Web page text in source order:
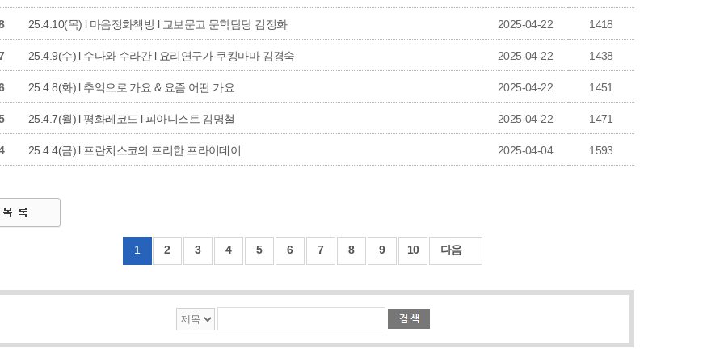
25.4.10(목) l 마음정화책방 l 교보문고 문학담당 김정화 2025-04-22 1418
25.4.9(수) l 수다와 수라간 l 요리연구가 쿠킹마마 김경숙 2025-04-22 1438
25.4.8(화) l 추억으로 가요 & 요즘 어떤 가요 2025-04-22 1451
25.4.7(월) l 평화레코드 l 피아니스트 김명철 2025-04-22 1471
25.4.4(금) l 프란치스코의 프리한 프라이데이 2025-04-04 1593
1 2 3 4 5 6 7 8 9 10 다음